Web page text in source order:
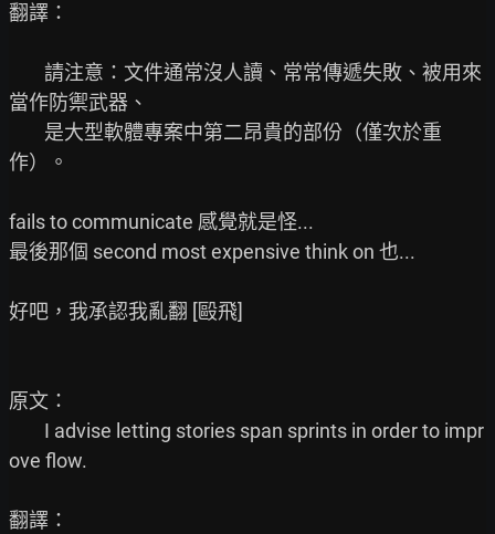
翻譯：
當作防禦武器、
作）。
fails to communicate 感覺就是怪...
最後那個 second most expensive think on 也...
好吧，我承認我亂翻 [毆飛]
原文：
ove flow.
翻譯：